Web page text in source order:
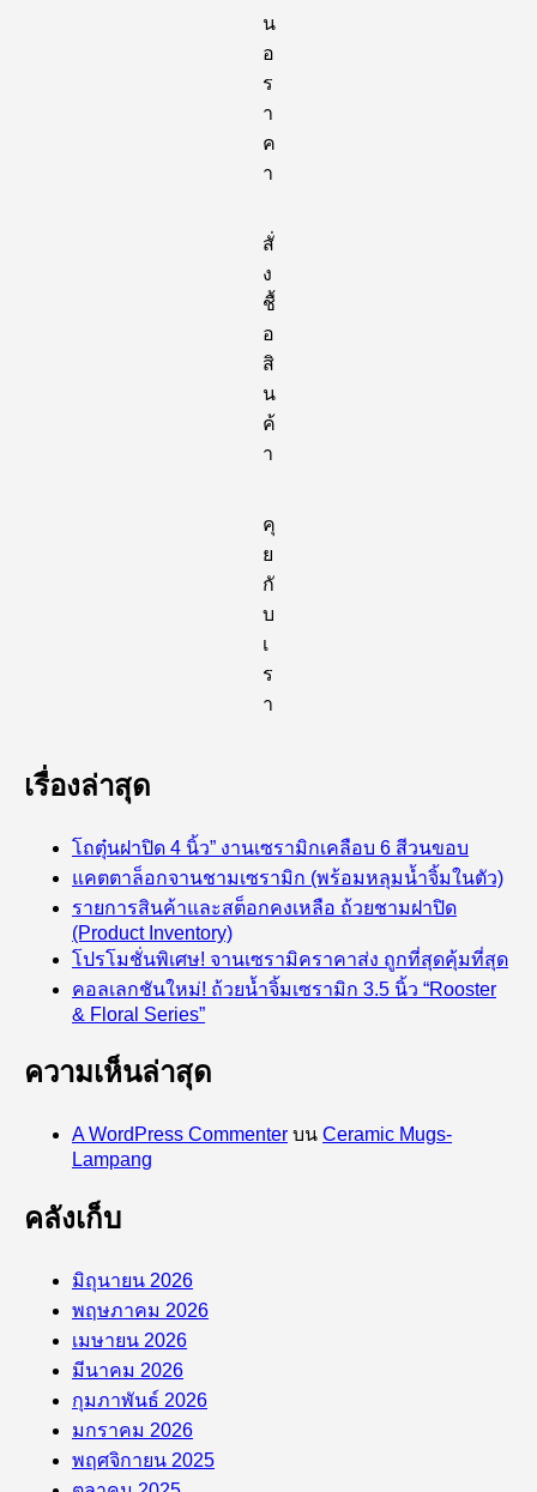
น
อ
ร
า
ค
า
สั่
ง
ชื้
อ
สิ
น
ค้
า
คุ
ย
กั
บ
เ
ร
า
เรื่องล่าสุด
โถตุ๋นฝาปิด 4 นิ้ว” งานเซรามิกเคลือบ 6 สีวนขอบ
แคตตาล็อกจานชามเซรามิก (พร้อมหลุมน้ำจิ้มในตัว)
รายการสินค้าและสต็อกคงเหลือ ถ้วยชามฝาปิด
(Product Inventory)
โปรโมชั่นพิเศษ! จานเซรามิคราคาส่ง ถูกที่สุดคุ้มที่สุด
คอลเลกชันใหม่! ถ้วยน้ำจิ้มเซรามิก 3.5 นิ้ว “Rooster
& Floral Series”
ความเห็นล่าสุด
A WordPress Commenter บน Ceramic Mugs-
Lampang
คลังเก็บ
มิถุนายน 2026
พฤษภาคม 2026
เมษายน 2026
มีนาคม 2026
กุมภาพันธ์ 2026
มกราคม 2026
พฤศจิกายน 2025